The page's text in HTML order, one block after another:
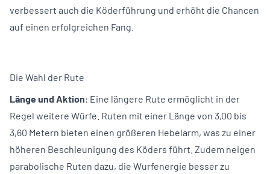
verbessert auch die Köderführung und erhöht die Chancen
auf einen erfolgreichen Fang.
Die Wahl der Rute
Länge und Aktion: Eine längere Rute ermöglicht in der
Regel weitere Würfe. Ruten mit einer Länge von 3,00 bis
3,60 Metern bieten einen größeren Hebelarm, was zu einer
höheren Beschleunigung des Köders führt. Zudem neigen
parabolische Ruten dazu, die Wurfenergie besser zu